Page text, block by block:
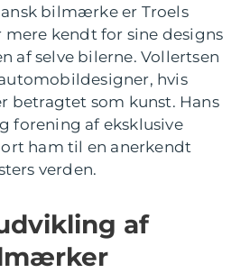
bilmærke er Troels
mere kendt for sine designs
af selve bilerne. Vollertsen
hvis
betragtet som kunst. Hans
forening af eksklusive
ham til en anerkendt
verden.
af